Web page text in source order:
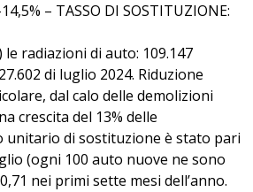
– TASSO DI SOSTITUZIONE:
le radiazioni di auto: 109.147
di luglio 2024. Riduzione
dal calo delle demolizioni
crescita del 13% delle
unitario di sostituzione è stato pari
(ogni 100 auto nuove ne sono
nei primi sette mesi dell’anno.